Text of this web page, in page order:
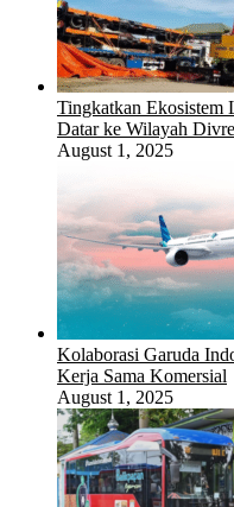
Tingkatkan
Datar ke Wilayah
August 1, 2025
Kolaborasi Garuda
Kerja Sama Komersial
August 1, 2025